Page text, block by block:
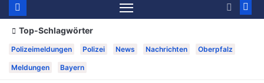
Top-Schlagwörter
Polizeimeldungen Polizei News Nachrichten Oberpfalz
Meldungen Bayern